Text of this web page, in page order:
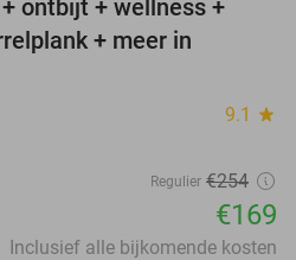
33%
ontbijt + wellness +
+ meer in
9.1 star
Regulier €254
€169
Inclusief alle bijkomende kosten